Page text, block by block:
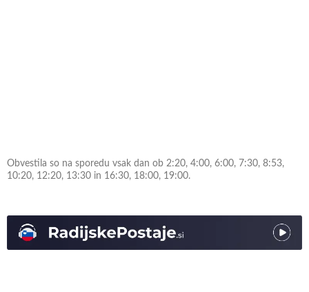
Obvestila so na sporedu vsak dan ob 2:20, 4:00, 6:00, 7:30, 8:53,
10:20, 12:20, 13:30 in 16:30, 18:00, 19:00.